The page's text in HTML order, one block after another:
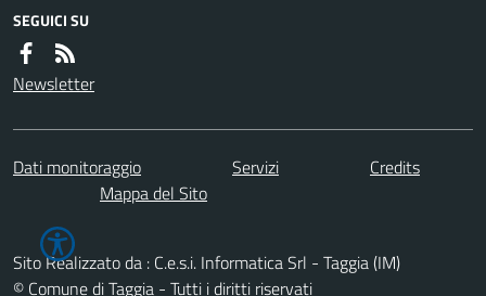
SEGUICI SU
Newsletter
Dati monitoraggio Servizi
Credits
Mappa del Sito
Sito Realizzato da : C.e.s.i. Informatica Srl - Taggia (IM)
© Comune di Taggia - Tutti i diritti riservati